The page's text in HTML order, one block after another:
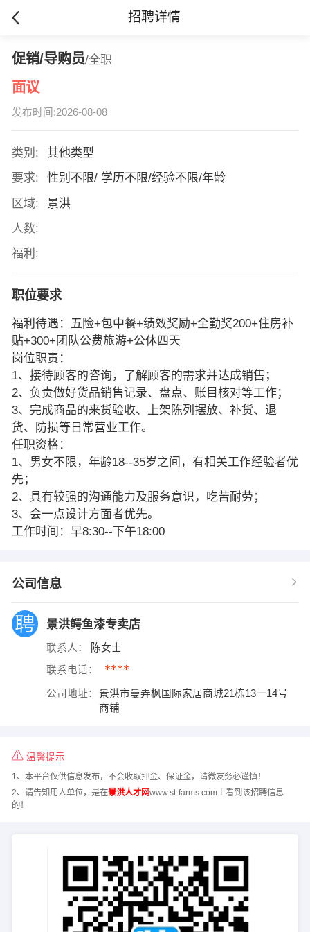
招聘详情
促销/导购员/全职
面议
发布时间:2026-08-08
类别:
其他类型
要求:
性别不限/ 学历不限/经验不限/年龄
区域:
景洪
人数:
福利:
职位要求
福利待遇：五险+包中餐+绩效奖励+全勤奖200+住房补
贴+300+团队公费旅游+公休四天
岗位职责：
1、接待顾客的咨询，了解顾客的需求并达成销售；
2、负责做好货品销售记录、盘点、账目核对等工作；
3、完成商品的来货验收、上架陈列摆放、补货、退
货、防损等日常营业工作。
任职资格：
1、男女不限，年龄18--35岁之间，有相关工作经验者优
先；
2、具有较强的沟通能力及服务意识，吃苦耐劳；
3、会一点设计方面者优先。
工作时间：早8:30--下午18:00
公司信息
景洪鳄鱼漆专卖店
联系人： 陈女士
联系电话： ****
公司地址：
景洪市曼弄枫国际家居商城21栋13一14号
商铺
温馨提示
1、本平台仅供信息发布，不会收取押金、保证金，请微友务必谨慎！
2、请告知用人单位，是在景洪人才网www.st-farms.com上看到该招聘信息
的！